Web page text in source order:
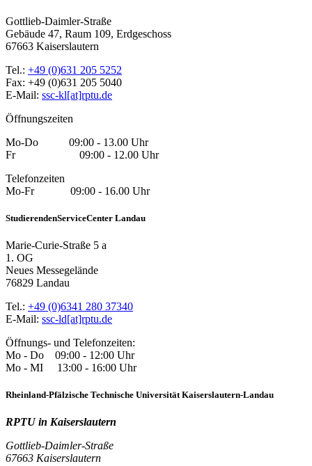
Gottlieb-Daimler-Straße
Gebäude 47, Raum 109, Erdgeschoss
67663 Kaiserslautern
Tel.: +49 (0)631 205 5252
Fax: +49 (0)631 205 5040
E-Mail: ssc-kl[at]rptu.de
Öffnungszeiten
Mo-Do 09:00 - 13.00 Uhr
Fr 09:00 - 12.00 Uhr
Telefonzeiten
Mo-Fr 09:00 - 16.00 Uhr
StudierendenServiceCenter Landau
Marie-Curie-Straße 5 a
1. OG
Neues Messegelände
76829 Landau
Tel.: +49 (0)6341 280 37340
E-Mail: ssc-ld[at]rptu.de
Öffnungs- und Telefonzeiten:
Mo - Do 09:00 - 12:00 Uhr
Mo - MI 13:00 - 16:00 Uhr
Rheinland-Pfälzische Technische Universität Kaiserslautern-Landau
RPTU in Kaiserslautern
Gottlieb-Daimler-Straße
67663 Kaiserslautern